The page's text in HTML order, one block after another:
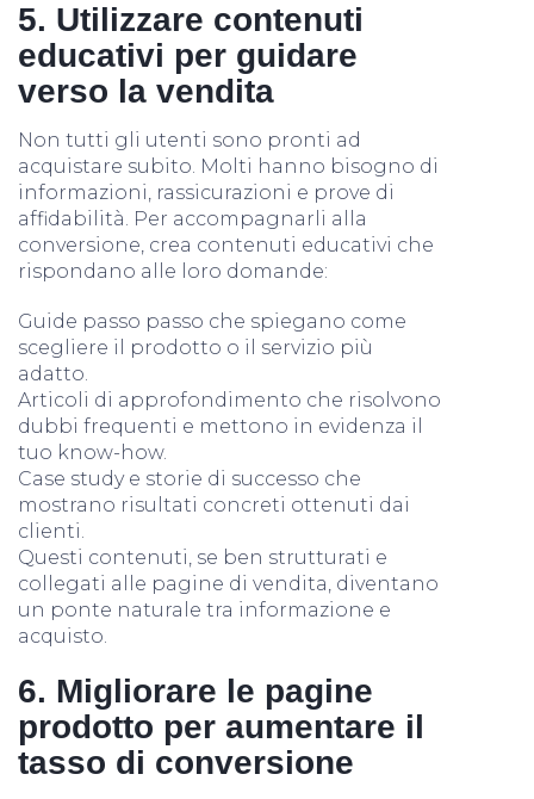
5. Utilizzare contenuti
educativi per guidare
verso la vendita
Non tutti gli utenti sono pronti ad
acquistare subito. Molti hanno bisogno di
informazioni, rassicurazioni e prove di
affidabilità. Per accompagnarli alla
conversione, crea contenuti educativi che
rispondano alle loro domande:
Guide passo passo che spiegano come
scegliere il prodotto o il servizio più
adatto.
Articoli di approfondimento che risolvono
dubbi frequenti e mettono in evidenza il
tuo know-how.
Case study e storie di successo che
mostrano risultati concreti ottenuti dai
clienti.
Questi contenuti, se ben strutturati e
collegati alle pagine di vendita, diventano
un ponte naturale tra informazione e
acquisto.
6. Migliorare le pagine
prodotto per aumentare il
tasso di conversione